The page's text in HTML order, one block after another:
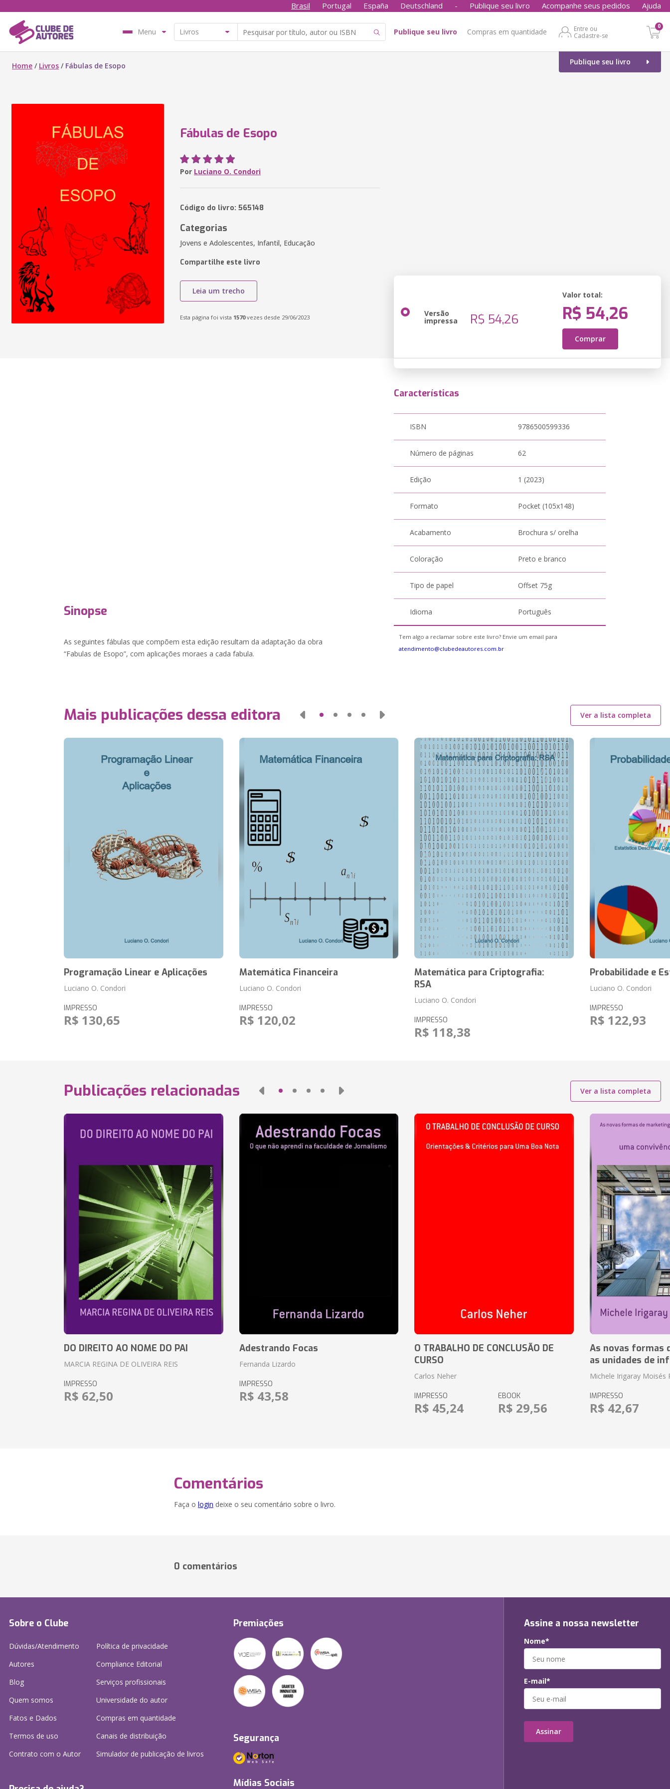
Brasil Portugal España Deutschland - Publique seu livro Acompanhe seus pedidos Ajuda
Menu Publique seu livro Compras em quantidade
Entre ou
Cadastre-se
0
Publique seu livro
Home / Livros / Fábulas de Esopo
Fábulas de Esopo
Por Luciano O. Condori
Código do livro: 565148
Categorias
Jovens e Adolescentes, Infantil, Educação
Compartilhe este livro
Leia um trecho
Esta página foi vista 1570vezes desde 29/06/2023 Versão
impressa R$ 54,26
Valor total:
R$ 54,26
Comprar
Sinopse
As seguintes fábulas que compõem esta edição resultam da adaptação da obra
“Fabulas de Esopo”, com aplicações moraes a cada fabula.
Características
ISBN 9786500599336
Número de páginas 62
Edição 1 (2023)
Formato Pocket (105x148)
Acabamento Brochura s/ orelha
Coloração Preto e branco
Tipo de papel Offset 75g
Idioma Português
Tem algo a reclamar sobre este livro? Envie um email para
atendimento@clubedeautores.com.br
Mais publicações dessa editora Ver a lista completa
Programação Linear e Aplicações
Luciano O. Condori
IMPRESSO
R$ 130,65
Matemática Financeira
Luciano O. Condori
IMPRESSO
R$ 120,02
Matemática para Criptografia:
RSA
Luciano O. Condori
IMPRESSO
R$ 118,38
Probabilidade e
Luciano O. Condori
IMPRESSO
R$ 122,93
Publicações relacionadas Ver a lista completa
DO DIREITO AO NOME DO PAI
MARCIA REGINA DE OLIVEIRA REIS
IMPRESSO
R$ 62,50
Adestrando Focas
Fernanda Lizardo
IMPRESSO
R$ 43,58
O TRABALHO DE CONCLUSÃO DE
CURSO
Carlos Neher
IMPRESSO
R$ 45,24
EBOOK
R$ 29,56
As novas formas
as unidades de
Michele Irigaray Moisés
IMPRESSO
R$ 42,67
Comentários
Faça o login deixe o seu comentário sobre o livro.
0 comentários
Sobre o Clube
Dúvidas/Atendimento
Autores
Blog
Quem somos
Fatos e Dados
Termos de uso
Contrato com o Autor
Política de privacidade
Compliance Editorial
Serviços profissionais
Universidade do autor
Compras em quantidade
Canais de distribuição
Simulador de publicação de livros
Premiações
Segurança
Mídias Sociais
Assine a nossa newsletter
Nome*
E-mail*
Assinar